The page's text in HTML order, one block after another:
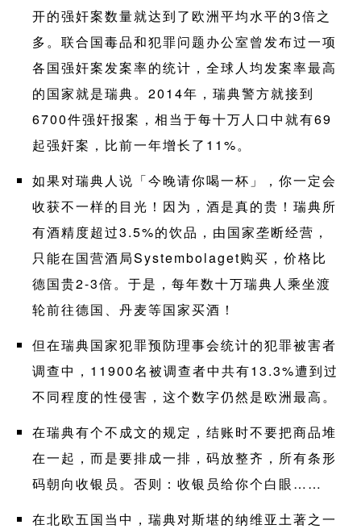
开的强奸案数量就达到了欧洲平均水平的3倍之
多。联合国毒品和犯罪问题办公室曾发布过一项
各国强奸案发案率的统计，全球人均发案率最高
的国家就是瑞典。2014年，瑞典警方就接到
6700件强奸报案，相当于每十万人口中就有69
起强奸案，比前一年增长了11%。
如果对瑞典人说「今晚请你喝一杯」，你一定会
收获不一样的目光！因为，酒是真的贵！瑞典所
有酒精度超过3.5%的饮品，由国家垄断经营，
只能在国营酒局Systembolaget购买，价格比
德国贵2-3倍。于是，每年数十万瑞典人乘坐渡
轮前往德国、丹麦等国家买酒！
但在瑞典国家犯罪预防理事会统计的犯罪被害者
调查中，11900名被调查者中共有13.3%遭到过
不同程度的性侵害，这个数字仍然是欧洲最高。
在瑞典有个不成文的规定，结账时不要把商品堆
在一起，而是要排成一排，码放整齐，所有条形
码朝向收银员。否则：收银员给你个白眼……
在北欧五国当中，瑞典对斯堪的纳维亚土著之一